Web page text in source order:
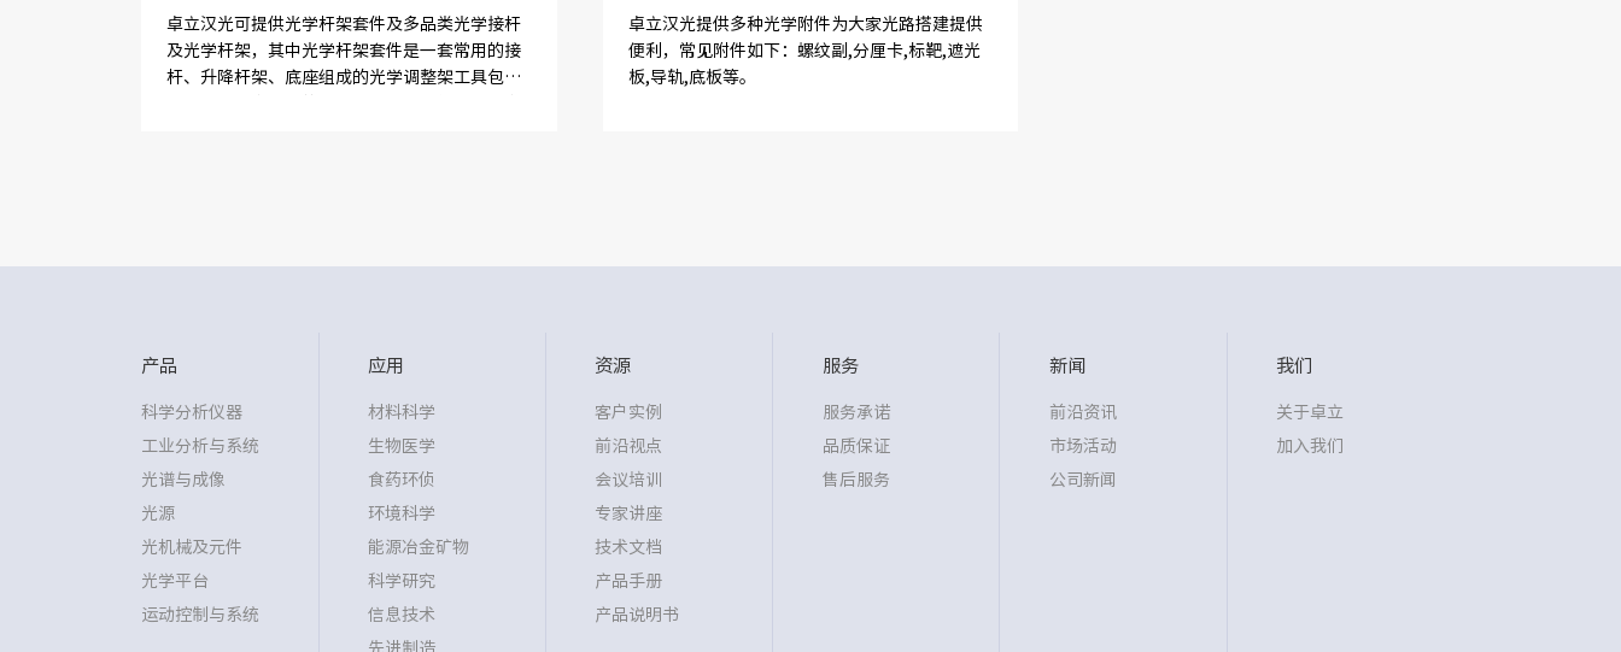
卓立汉光可提供光学杆架套件及多品类光学接杆
及光学杆架，其中光学杆架套件是一套常用的接
杆、升降杆架、底座组成的光学调整架工具包，
卓立汉光提供多种光学附件为大家光路搭建提供
便利，常见附件如下：螺纹副,分厘卡,标靶,遮光
板,导轨,底板等。
产品
科学分析仪器
工业分析与系统
光谱与成像
光源
光机械及元件
光学平台
运动控制与系统
应用
材料科学
生物医学
食药环侦
环境科学
能源冶金矿物
科学研究
信息技术
先进制造
资源
客户实例
前沿视点
会议培训
专家讲座
技术文档
产品手册
产品说明书
服务
服务承诺
品质保证
售后服务
新闻
前沿资讯
市场活动
公司新闻
我们
关于卓立
加入我们